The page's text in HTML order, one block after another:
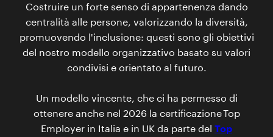
Costruire un forte senso di appartenenza dando
centralità alle persone, valorizzando la diversità,
promuovendo l'inclusione: questi sono gli obiettivi
del nostro modello organizzativo basato su valori
condivisi e orientato al futuro.
Un modello vincente, che ci ha permesso di
ottenere anche nel 2026 la certificazione Top
Employer in Italia e in UK da parte del Top